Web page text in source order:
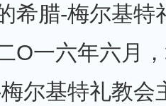
希腊-梅尔基特
O一六年六月
梅尔基特礼教